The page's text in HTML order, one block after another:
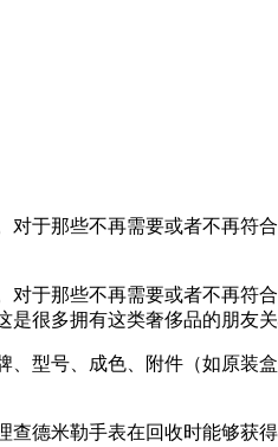
于那些不再需要或者不再符合
于那些不再需要或者不再符合
很多拥有这类奢侈品的朋友关
型号、成色、附件（如原装
德米勒手表在回收时能够获